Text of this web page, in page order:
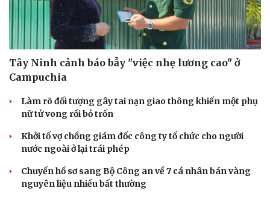
Văn hóa
Sân khấu - Điện ảnh
Giải trí
Nghệ sĩ
Tây Ninh cảnh báo bẫy "việc nhẹ lương cao" ở
Campuchia
Làm rõ đối tượng gây tai nạn giao thông khiến một phụ
nữ tử vong rồi bỏ trốn
Khởi tố vợ chồng giám đốc công ty tổ chức cho người
nước ngoài ở lại trái phép
Chuyển hồ sơ sang Bộ Công an về 7 cá nhân bán vàng
nguyên liệu nhiều bất thường